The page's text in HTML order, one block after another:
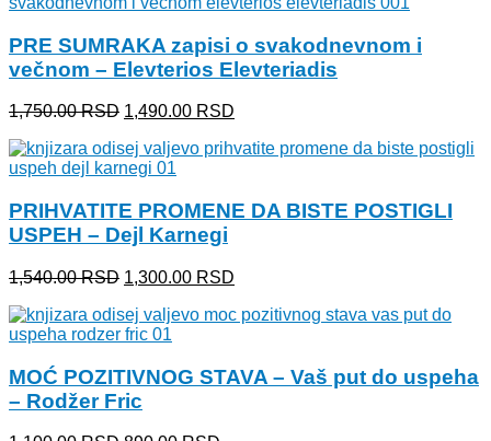
bila:
1,490.00 RSD.
PRE SUMRAKA zapisi o svakodnevnom i
večnom – Elevterios Elevteriadis
1,750.00RSD Originalna
je
bila:
1,490.00 RSD
je:
PRIHVATITE PROMENE DA BISTE POSTIGLI
USPEH – Dejl Karnegi
1,540.00RSD Originalna
je
bila:
1,300.00 RSD
je:
MOĆ POZITIVNOG STAVA – Vaš put do uspeha
– Rodžer Fric